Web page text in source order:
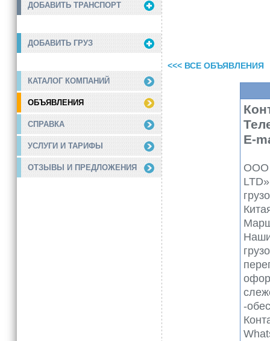
ДОБАВИТЬ ТРАНСПОРТ
ДОБАВИТЬ ГРУЗ
КАТАЛОГ КОМПАНИЙ
ОБЪЯВЛЕНИЯ
СПРАВКА
УСЛУГИ И ТАРИФЫ
ОТЗЫВЫ И ПРЕДЛОЖЕНИЯ
<<< ВСЕ ОБЪЯВЛЕНИЯ
E-
ООО
-